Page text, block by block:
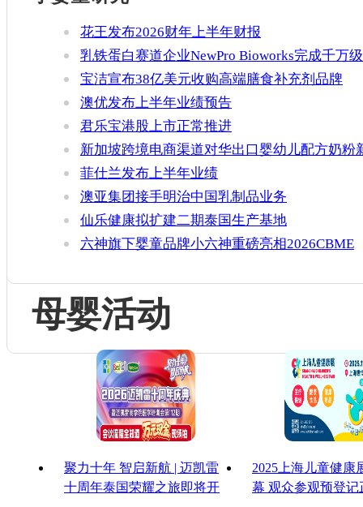
花王发布2026财年上半年财报
乳铁蛋白赛道企业NewPro Bioworks完成千万级
融资
宝洁宣布38亿美元收购高端膳食补充剂品牌
Thorne
澳优发布上半年业绩预告
君乐宝港股上市正常推进
新加坡跨境电商渠道对华出口婴幼儿配方奶粉
增官方健康证书通关要求
菲仕兰发布上半年业绩
澳亚集团接手明治中国乳制品业务
仙乐健康拟扩建二期泰国生产基地
六神旗下婴童品牌小六神重磅亮相2026CBME
母婴活动
聚力十年 智启新航 | 迈凯雷
十周年泰国荣耀之旅即将开
2025上海儿童健康
幕 观众参观预登记